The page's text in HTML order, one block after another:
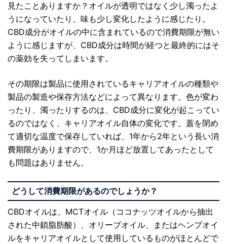
見たことありますか？オイルが透明ではなく少し濁ったよ
うになっていたり、味も少し変化したように感じたり。
CBD成分がオイルの中に含まれているので消費期限が無い
ように感じますが、CBD成分は時間が経つと最終的にはそ
の薬効を失ってしまいます。
その期限は製品に使用されているキャリアオイルの種類や
製品の製造や保存方法などによって異なります。色が変わ
ったり、濁ったりするのは、CBD成分に変化が起こってい
るのではなく、キャリアオイル自体の変化です。蓋を閉め
て適切な温度で保存していれば、1年から2年という長い消
費期限がありますので、1か月ほど放置してあったとして
も問題はありません。
どうして消費期限があるのでしょうか？
CBDオイルは、MCTオイル（ココナッツオイルから抽出
された中鎖脂肪酸）、オリーブオイル、またはヘンプオイ
ルをキャリアオイルとして使用しているものがほとんどで